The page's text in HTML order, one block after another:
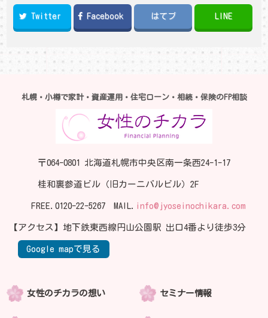
Twitter Facebook はてブ LINE
札幌・小樽で家計・資産運用・住宅ローン・相続・保険のFP相談
〒064-0801 北海道札幌市中央区南一条西24-1-17
桂和裏参道ビル（旧カーニバルビル）2F
FREE. 0120-22-5267 MAIL. info@jyoseinochikara.com
【アクセス】地下鉄東西線円山公園駅 出口4番より徒歩3分
Google mapで見る
女性のチカラの想い セミナー情報